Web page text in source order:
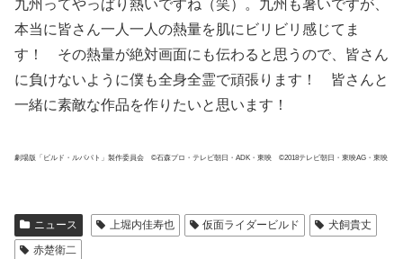
九州ってやっぱり熱いですね（笑）。九州も暑いですが、
本当に皆さん一人一人の熱量を肌にビリビリ感じてま
す！ その熱量が絶対画面にも伝わると思うので、皆さん
に負けないように僕も全身全霊で頑張ります！ 皆さんと
一緒に素敵な作品を作りたいと思います！
劇場版「ビルド・ルパパト」製作委員会 ©石森プロ・テレビ朝日・ADK・東映 ©2018テレビ朝日・東映AG・東映
ニュース 上堀内佳寿也 仮面ライダービルド
犬飼貴丈
赤楚衛二